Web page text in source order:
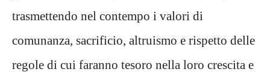
trasmettendo nel contempo i valori di
comunanza, sacrificio, altruismo e rispetto delle
regole di cui faranno tesoro nella loro crescita e